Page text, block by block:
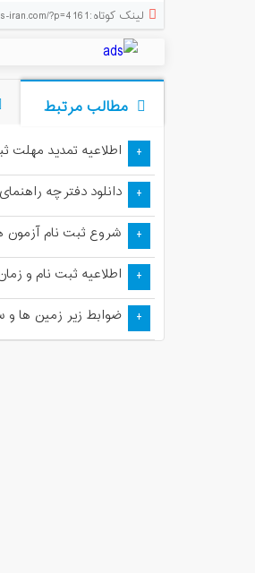
لینک کوتاه:http://mohandes-iran.com/?p=4161
مطالب مرتبط
+
اطلاعیه تمدید مهلت
+
دانلود دفترچه
+
شروع ثبت نام آزمون
+
اطلاعیه ثبت نام و
+
ضوابط زیر زمین ها